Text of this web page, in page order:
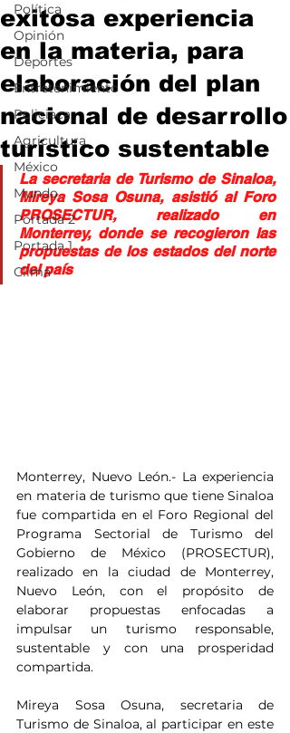
Política
Opinión
Deportes
Entretenimiento
Policiaca
Agricultura
México
Mundo
Portada 2
Portada 1
Clima
exitosa experiencia
en la materia, para
elaboración del plan
nacional de desarrollo
turístico sustentable
La secretaria de Turismo de Sinaloa,
Mireya Sosa Osuna, asistió al Foro
PROSECTUR, realizado en
Monterrey, donde se recogieron las
propuestas de los estados del norte
del país
Monterrey, Nuevo León.- La experiencia
en materia de turismo que tiene Sinaloa
fue compartida en el Foro Regional del
Programa Sectorial de Turismo del
Gobierno de México (PROSECTUR),
realizado en la ciudad de Monterrey,
Nuevo León, con el propósito de
elaborar propuestas enfocadas a
impulsar un turismo responsable,
sustentable y con una prosperidad
compartida.
Mireya Sosa Osuna, secretaria de
Turismo de Sinaloa, al participar en este